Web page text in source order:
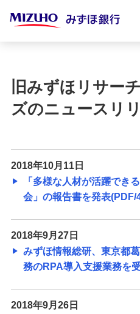
口座開設
来店不要・スマホで完結
クレジットカード・デビット
ローン
住宅ローン・カードローン
貯める・増やす
預金・NISA・資産運用
旧みずほリサー
ズのニュースリ
2018年10月11日
「多様な人材が活躍でき
会」の報告書を発表(PDF/
2018年9月27日
みずほ情報総研、東京都
務のRPA導入支援業務を
2018年9月26日